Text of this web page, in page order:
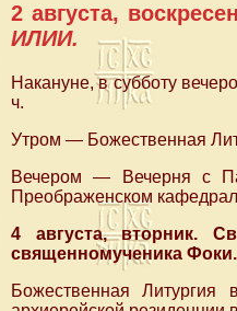
2 августа,
ИЛИИ.
Накануне, в субботу
ч.
Утром — Божественная
Вечером — Вечерня с
Преображенском
4 августа, вторник.
священномученика
Божественная